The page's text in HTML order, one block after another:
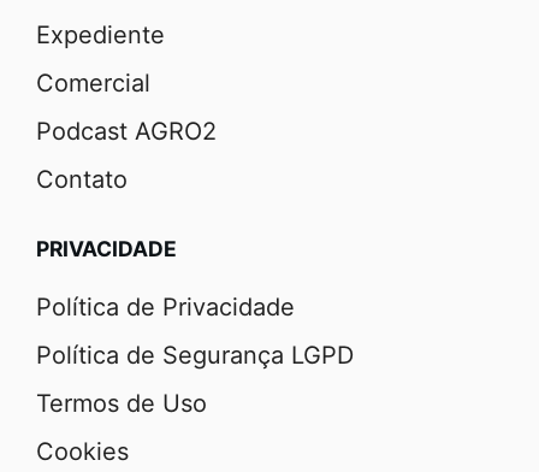
Expediente
Comercial
Podcast AGRO2
Contato
PRIVACIDADE
Política de Privacidade
Política de Segurança LGPD
Termos de Uso
Cookies